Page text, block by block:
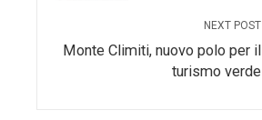
NEXT POST
Monte Climiti, nuovo polo per il
turismo verde